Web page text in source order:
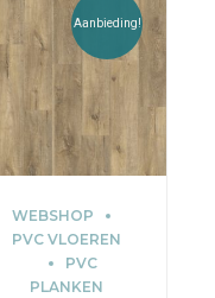
Aanbieding!
WEBSHOP
PVC VLOEREN
PVC
PLANKEN